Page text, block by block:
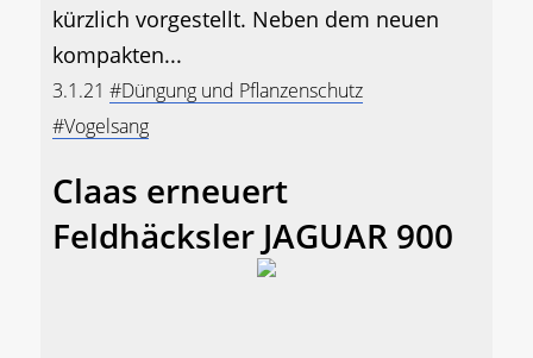
kürzlich vorgestellt. Neben dem neuen
kompakten...
3.1.21 #Düngung und Pflanzenschutz
#Vogelsang
Claas erneuert
Feldhäcksler JAGUAR 900